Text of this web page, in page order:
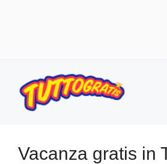
contenuto
Vacanza gratis in